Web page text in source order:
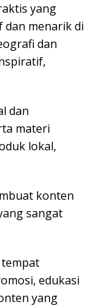
yang
dan menarik di
dan
dan
materi
lokal,
konten
sangat
tempat
edukasi
yang